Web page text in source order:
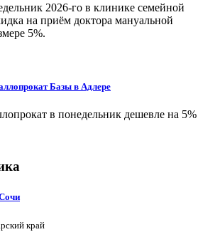
2026-го в клинике семейной
на приём доктора мануальной
5%.
Базы в Адлере
в понедельник дешевле на 5%
край